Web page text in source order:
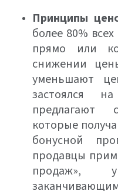
Принципы
более 80%
прямо или
снижении
уменьшают
застоялся
предлагают
которые
бонусной
продавцы
продаж»,